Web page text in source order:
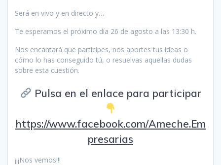
Será en vivo y en directo y…
Te esperamos el próximo día 26 de agosto a las 13:30 h.
Nos encantará que participes, nos aportes tus ideas o
cómo lo has conseguido tú, o resuelvas aquellas dudas
sobre esta cuestión.
Pulsa en el enlace para participar
https://www.facebook.com/Ameche.Em
presarias
¡¡¡Nos vemos!!!